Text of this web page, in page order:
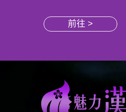
前往 >